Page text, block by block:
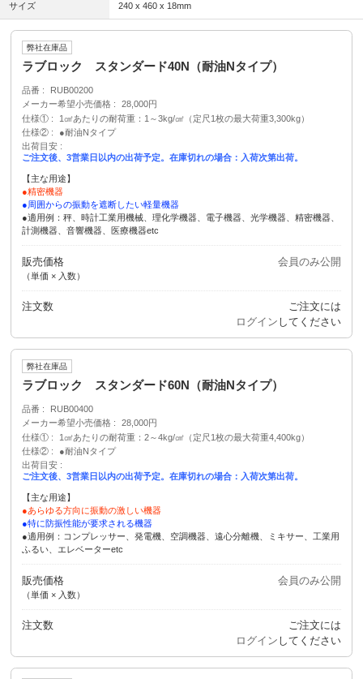
サイズ 240 x 460 x 18mm
弊社在庫品
ラブロック スタンダード40N（耐油Nタイプ）
品番
RUB00200
メーカー希望小売価格
28,000円
仕様①
1㎠あたりの耐荷重：1～3kg/㎠（定尺1枚の最大荷重3,300kg）
仕様②
●耐油Nタイプ
出荷目安
ご注文後、3営業日以内の出荷予定。在庫切れの場合：入荷次第出荷。
【主な用途】
●精密機器
●周囲からの振動を遮断したい軽量機器
●適用例：秤、時計工業用機械、理化学機器、電子機器、光学機器、精密機器、
計測機器、音響機器、医療機器etc
販売価格
（単価 × 入数）
会員のみ公開
注文数
ご注文には
ログイン してください
弊社在庫品
ラブロック スタンダード60N（耐油Nタイプ）
品番
RUB00400
メーカー希望小売価格
28,000円
仕様①
1㎠あたりの耐荷重：2～4kg/㎠（定尺1枚の最大荷重4,400kg）
仕様②
●耐油Nタイプ
出荷目安
ご注文後、3営業日以内の出荷予定。在庫切れの場合：入荷次第出荷。
【主な用途】
●あらゆる方向に振動の激しい機器
●特に防振性能が要求される機器
●適用例：コンプレッサー、発電機、空調機器、遠心分離機、ミキサー、工業用
ふるい、エレベーターetc
販売価格
（単価 × 入数）
会員のみ公開
注文数
ご注文には
ログイン してください